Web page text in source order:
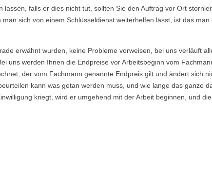
falls er dies nicht tut, sollten Sie den Auftrag vor Ort
sich von einem Schlüsseldienst weiterhelfen lässt, ist das
erwähnt wurden, keine Probleme vorweisen, bei uns verläuft
uns werden Ihnen die Endpreise vor Arbeitsbeginn vom
der vom Fachmann genannte Endpreis gilt und ändert sich
kann was getan werden muss, und wie lange das ganze
kriegt, wird er umgehend mit der Arbeit beginnen, und